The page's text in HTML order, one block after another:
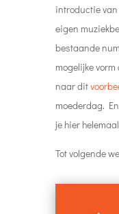
introductie
eigen
bestaande
mogelijke
naar dit
moederdag.
je hier
Tot volgende